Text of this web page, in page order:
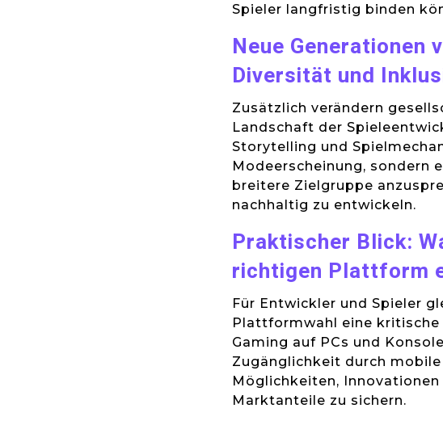
Spieler langfristig binden
Neue Generationen
Diversität und
Zusätzlich verändern
Landschaft der
Storytelling und
Modeerscheinung, sondern
breitere Zielgruppe
nachhaltig zu entwickeln.
Praktischer Blick:
richtigen Plattform
Für Entwickler und Spieler
Plattformwahl eine
Gaming auf PCs und
Zugänglichkeit durch
Möglichkeiten,
Marktanteile zu sichern.